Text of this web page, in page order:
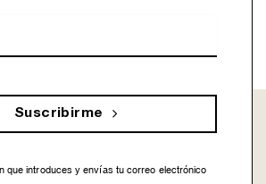
Suscribirme
que introduces y envías tu correo electrónico